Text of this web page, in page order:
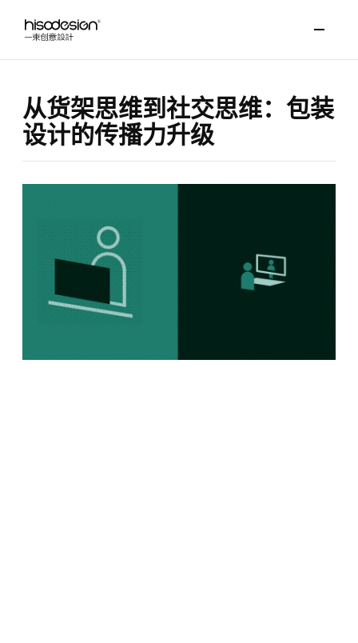
从货架思维到社交思维：包装
设计的传播力升级